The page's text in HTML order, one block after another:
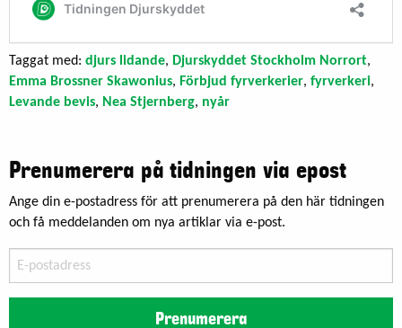
Taggat med: djurs lidande, Djurskyddet Stockholm Norrort,
Emma Brossner Skawonius, Förbjud fyrverkerier, fyrverkeri,
Levande bevis, Nea Stjernberg, nyår
Prenumerera på tidningen via epost
Ange din e-postadress för att prenumerera på den här tidningen
och få meddelanden om nya artiklar via e-post.
postadress
Prenumerera